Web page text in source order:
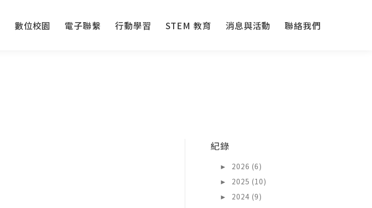
數位校園 電子聯繫 行動學習 STEM 教育 消息與活動 聯絡我們
紀錄
►
2026 (6)
►
2025 (10)
►
2024 (9)